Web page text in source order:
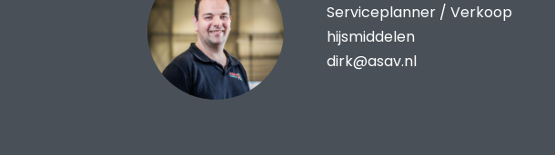
Serviceplanner / Verkoop
hijsmiddelen
dirk@asav.nl